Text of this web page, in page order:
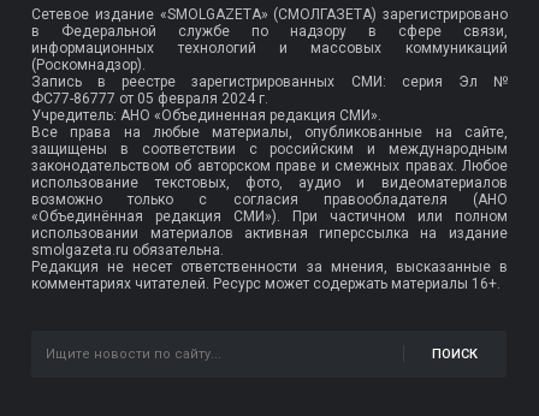
Сетевое издание «SMOLGAZETA» (СМОЛГАЗЕТА) зарегистрировано
в Федеральной службе по надзору в сфере связи,
информационных технологий и массовых коммуникаций
(Роскомнадзор).
Запись в реестре зарегистрированных СМИ: серия Эл №
ФС77-86777 от 05 февраля 2024 г.
Учредитель: АНО «Объединенная редакция СМИ».
Все права на любые материалы, опубликованные на сайте,
защищены в соответствии с российским и международным
законодательством об авторском праве и смежных правах. Любое
использование текстовых, фото, аудио и видеоматериалов
возможно только с согласия правообладателя (АНО
«Объединённая редакция СМИ»). При частичном или полном
использовании материалов активная гиперссылка на издание
smolgazeta.ru обязательна.
Редакция не несет ответственности за мнения, высказанные в
комментариях читателей. Ресурс может содержать материалы 16+.
ПОИСК